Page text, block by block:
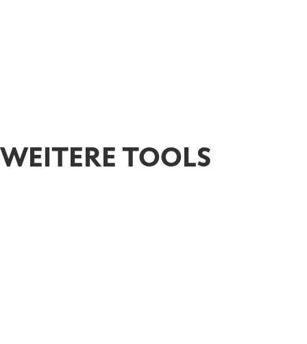
WEITERE TOOLS